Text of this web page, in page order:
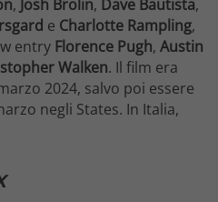
, Josh Brolin, Dave Bautista,
e Charlotte Rampling,
entry Florence Pugh, Austin
Walken. Il film era
2024, salvo poi essere
negli States. In Italia,